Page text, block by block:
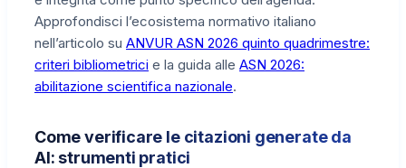
Approfondisci l’ecosistema normativo italiano
nell’articolo su ANVUR ASN 2026 quinto quadrimestre:
criteri bibliometrici e la guida alle ASN 2026:
abilitazione scientifica nazionale.
Come verificare le citazioni generate da
AI: strumenti pratici